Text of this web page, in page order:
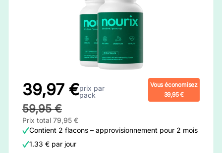
39,97 €prix par
pack
Vous économisez
39,95 €
59,95 €
Prix total 79,95 €
Contient 2 flacons – approvisionnement pour 2 mois
1.33 € par jour